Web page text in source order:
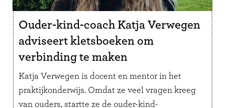
Ouder-kind-coach Katja Verwegen
adviseert kletsboeken om
verbinding te maken
Katja Verwegen is docent en mentor in het
praktijkonderwijs. Omdat ze veel vragen kreeg
van ouders, startte ze de ouder-kind-